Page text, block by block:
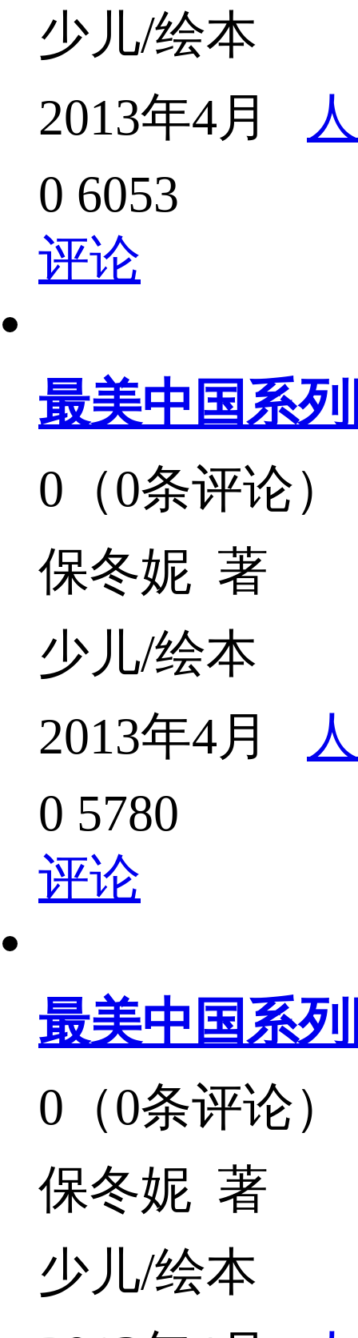
少儿/绘本
2013年4月
0 6053
评论
最美中国系
0（0条评论）
保冬妮 著
少儿/绘本
2013年4月
0 5780
评论
最美中国系
0（0条评论）
保冬妮 著
少儿/绘本